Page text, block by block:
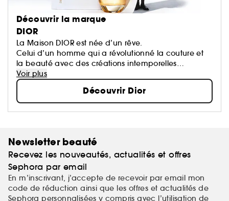
Découvrir la marque
DIOR
La Maison DIOR est née d’un rêve.
Celui d’un homme qui a révolutionné la couture et
la beauté avec des créations intemporelles
devenues des icônes.
Chaque création de la Maison porte une part de
son rêve qui oeuvre pour un monde plus beau et
plus heureux.
Voir plus
Découvrir Dior
Newsletter beauté
Recevez les nouveautés, actualités et offres
Sephora par email
En m’inscrivant, j’accepte de recevoir par email mon
code de réduction ainsi que les offres et actualités de
Sephora personnalisées y compris avec l’utilisation de